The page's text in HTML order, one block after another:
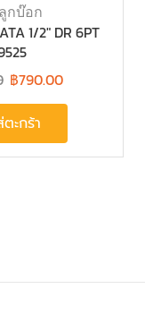
กบ๊อก
1/2″ DR 6PT
฿790.00
ะกร้า